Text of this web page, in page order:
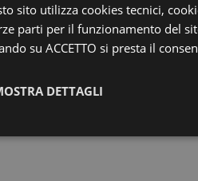
comprese le metrature e le
contrattuale
CONTATTACI
sito utilizza cookies tecnici,
parti per il funzionamento del
su ACCETTO si presta il
DETTAGLI